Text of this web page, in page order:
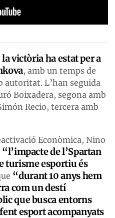
la victòria ha estat per a
, amb un temps de
autoritat. L’han seguida
Boixadera, segona amb
Recio, tercera amb
Econòmica, Nino
“l’impacte de l’Spartan
turisme esportiu és
“durant 10 anys hem
com un destí
que busca entorns
esport acompanyats